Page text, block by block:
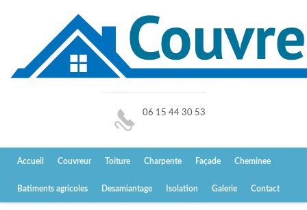
06 15 44 30 53
Accueil Couvreur Toiture Charpente Façade Cheminee
Batiments agricoles Desamiantage Isolation Galerie Contact